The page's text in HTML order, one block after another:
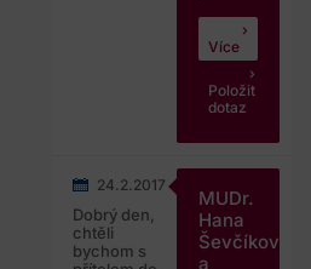
Více
Položit
dotaz
24.2.2017
Dobrý den,
chtěli
bychom s
MUDr.
Hana
Ševčíková
a